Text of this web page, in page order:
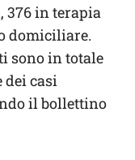
376 in terapia
domiciliare.
sono in totale
dei casi
il bollettino